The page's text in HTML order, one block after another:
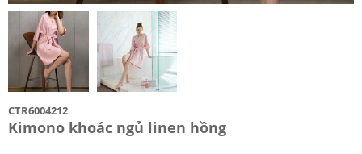
CTR6004212
Kimono khoác ngủ linen hồng